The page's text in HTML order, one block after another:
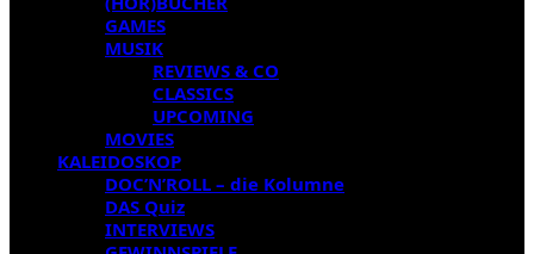
GAMES
MUSIK
REVIEWS & CO
CLASSICS
UPCOMING
MOVIES
KALEIDOSKOP
DOC’N’ROLL – die Kolumne
DAS Quiz
INTERVIEWS